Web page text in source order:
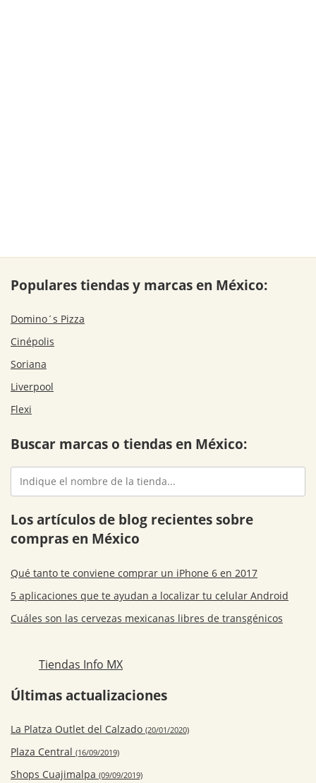
Populares tiendas y marcas en México:
Domino´s Pizza
Cinépolis
Soriana
Liverpool
Flexi
Buscar marcas o tiendas en México:
Los artículos de blog recientes sobre
compras en México
Qué tanto te conviene comprar un iPhone 6 en 2017
5 aplicaciones que te ayudan a localizar tu celular Android
Cuáles son las cervezas mexicanas libres de transgénicos
Tiendas Info MX
Últimas actualizaciones
La Platza Outlet del Calzado (20/01/2020)
Plaza Central (16/09/2019)
Shops Cuajimalpa (09/09/2019)